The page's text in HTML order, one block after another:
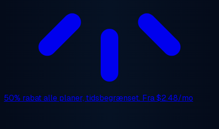
50% rabatalle planer, tidsbegrænset. Fra$2.48/mo